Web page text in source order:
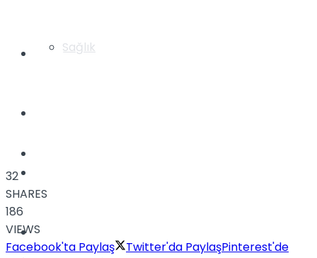
Sağlık
Müzik
Spor
32
SHARES
186
VIEWS
Facebook'ta Paylaş
Twitter'da PaylaşPinterest'de